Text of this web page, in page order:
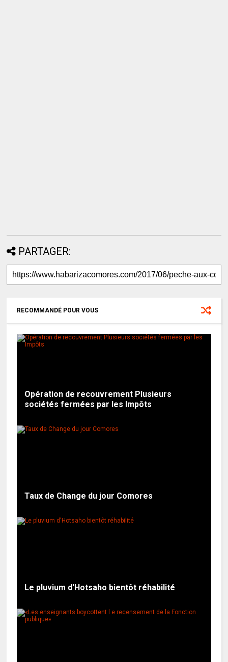
PARTAGER:
RECOMMANDÉ POUR VOUS
Opération de recouvrement Plusieurs
sociétés fermées par les Impôts
Taux de Change du jour Comores
Le pluvium d'Hotsaho bientôt réhabilité